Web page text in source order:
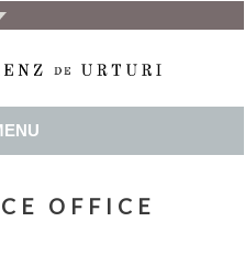
OFFICE